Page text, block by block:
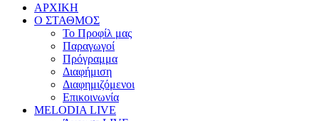
ΑΡΧΙΚΗ
Ο ΣΤΑΘΜΟΣ
Το Προφίλ μας
Παραγωγοί
Πρόγραμμα
Διαφήμιση
Διαφημιζόμενοι
Επικοινωνία
MELODIA LIVE